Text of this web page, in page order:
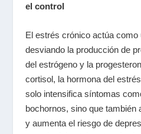
el control
El estrés crónico actúa como
desviando la producción de
del estrógeno y la
cortisol, la hormona del
solo intensifica síntomas
bochornos, sino que también
y aumenta el riesgo de